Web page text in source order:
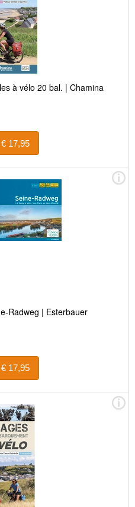
à vélo 20 bal. | Chamina
Bestel € 17,95
Radweg | Esterbauer
Bestel € 17,95